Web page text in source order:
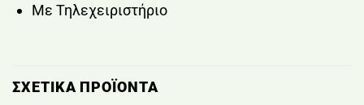
Με Τηλεχειριστήριο
ΣΧΕΤΙΚΆ ΠΡΟΪΌΝΤΑ